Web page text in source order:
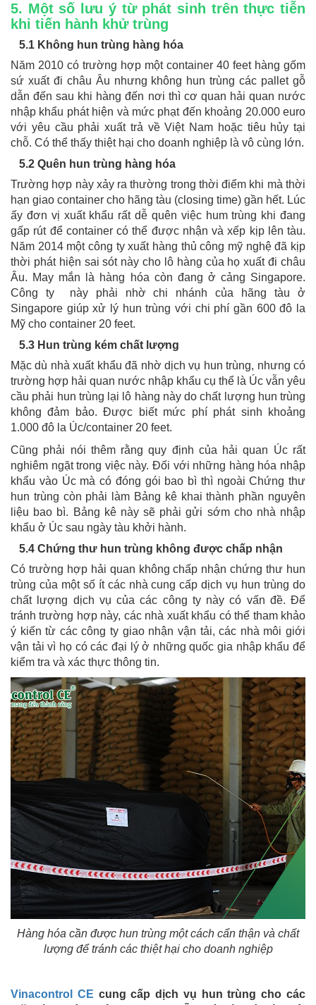
5. Một số lưu ý từ phát sinh trên thực tiễn
khi tiến hành khử trùng
5.1 Không hun trùng hàng hóa
Năm 2010 có trường hợp một container 40 feet hàng gốm
sứ xuất đi châu Âu nhưng không hun trùng các pallet gỗ
dẫn đến sau khi hàng đến nơi thì cơ quan hải quan nước
nhập khẩu phát hiện và mức phạt đến khoảng 20.000 euro
với yêu cầu phải xuất trả về Việt Nam hoặc tiêu hủy tại
chỗ. Có thể thấy thiệt hại cho doanh nghiệp là vô cùng lớn.
5.2 Quên hun trùng hàng hóa
Trường hợp này xảy ra thường trong thời điểm khi mà thời
hạn giao container cho hãng tàu (closing time) gần hết. Lúc
ấy đơn vị xuất khẩu rất dễ quên việc hum trùng khi đang
gấp rút để container có thể được nhận và xếp kịp lên tàu.
Năm 2014 một công ty xuất hàng thủ công mỹ nghệ đã kịp
thời phát hiện sai sót này cho lô hàng của họ xuất đi châu
Âu. May mắn là hàng hóa còn đang ở cảng Singapore.
Công ty này phải nhờ chi nhánh của hãng tàu ở
Singapore giúp xử lý hun trùng với chi phí gần 600 đô la
Mỹ cho container 20 feet.
5.3 Hun trùng kém chất lượng
Mặc dù nhà xuất khẩu đã nhờ dịch vụ hun trùng, nhưng có
trường hợp hải quan nước nhập khẩu cụ thể là Úc vẫn yêu
cầu phải hun trùng lại lô hàng này do chất lượng hun trùng
không đảm bảo. Được biết mức phí phát sinh khoảng
1.000 đô la Úc/container 20 feet.
Cũng phải nói thêm rằng quy định của hải quan Úc rất
nghiêm ngặt trong việc này. Đối với những hàng hóa nhập
khẩu vào Úc mà có đóng gói bao bì thì ngoài Chứng thư
hun trùng còn phải làm Bảng kê khai thành phần nguyên
liệu bao bì. Bảng kê này sẽ phải gửi sớm cho nhà nhập
khẩu ở Úc sau ngày tàu khởi hành.
5.4 Chứng thư hun trùng không được chấp nhận
Có trường hợp hải quan không chấp nhận chứng thư hun
trùng của một số ít các nhà cung cấp dịch vụ hun trùng do
chất lượng dịch vụ của các công ty này có vấn đề. Để
tránh trường hợp này, các nhà xuất khẩu có thể tham khảo
ý kiến từ các công ty giao nhận vận tải, các nhà môi giới
vận tải vì họ có các đại lý ở những quốc gia nhập khẩu để
kiểm tra và xác thực thông tin.
Hàng hóa cần được hun trùng một cách cẩn thận và chất
lượng để tránh các thiệt hại cho doanh nghiệp
Vinacontrol CE cung cấp dịch vụ hun trùng cho các